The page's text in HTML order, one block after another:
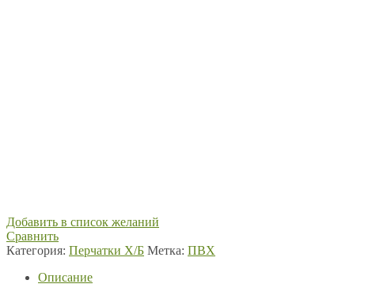
Добавить в список желаний
Сравнить
Категория: Перчатки Х/Б Метка: ПВХ
Описание